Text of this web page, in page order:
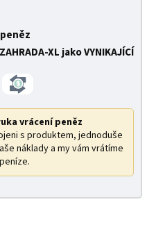
XL jako VYNIKAJÍCÍ
vrácení peněz
s produktem, jednoduše
náklady a my vám vrátíme
peníze.